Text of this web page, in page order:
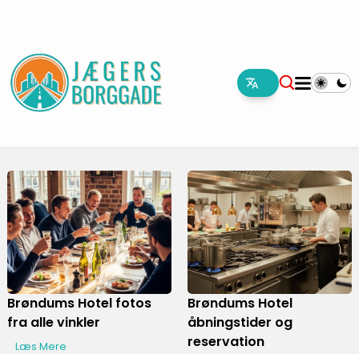
Brøndums Hotel fotos
fra alle vinkler
Læs Mere
Brøndums Hotel
åbningstider og
reservation